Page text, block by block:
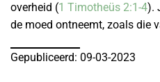
overheid (1 Timotheüs 2:1-4).
de moed ontneemt, zoals die
Gepubliceerd: 09-03-2023